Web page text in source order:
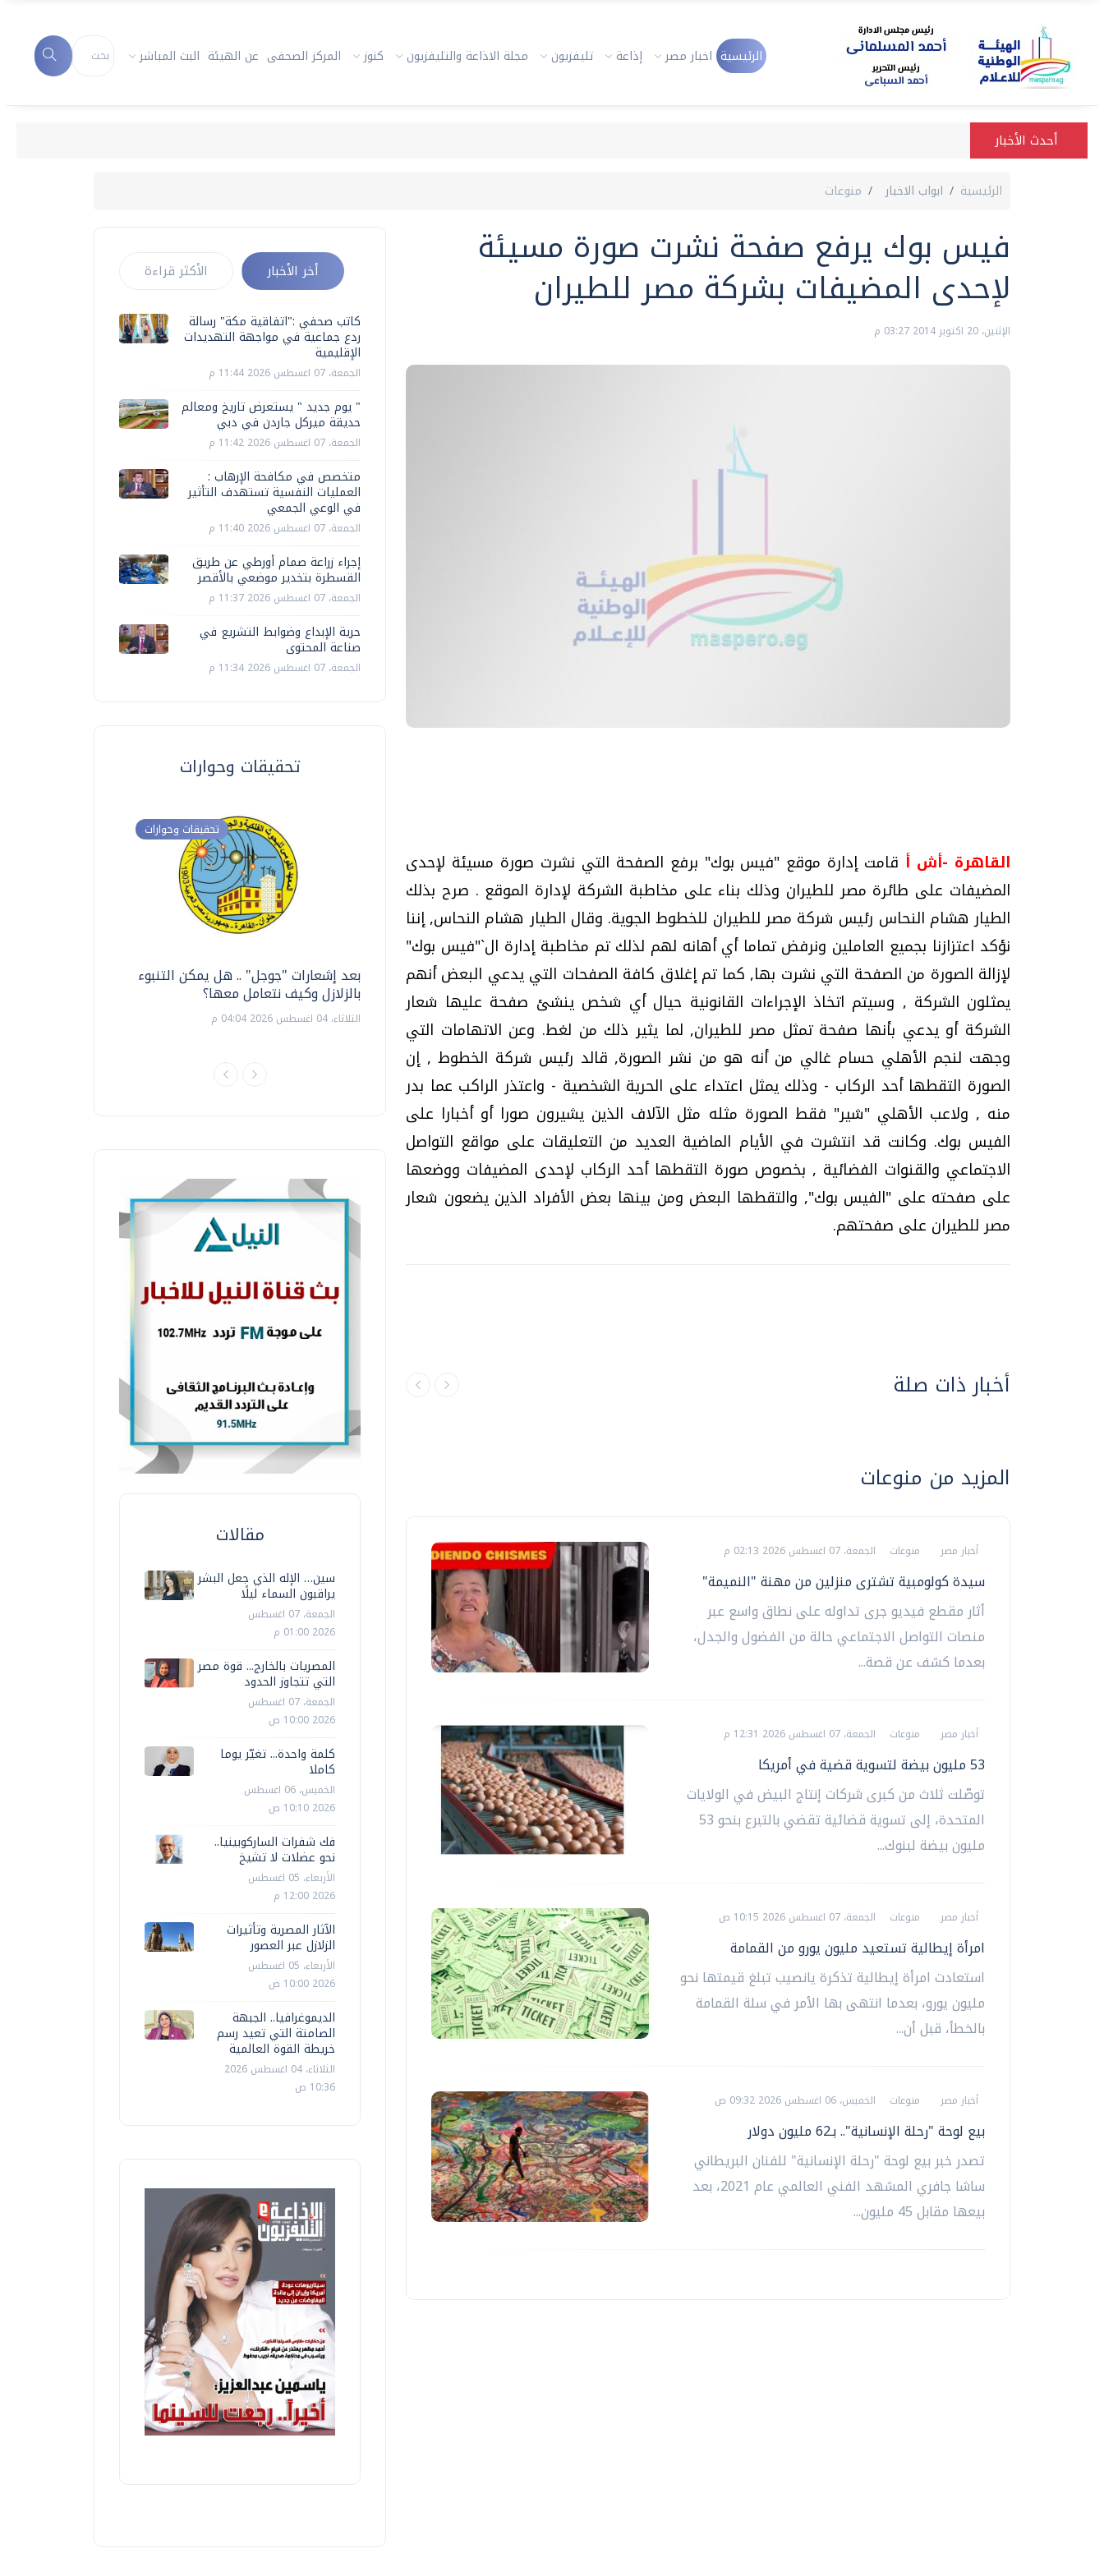
الرئيسية اخبار مصر إذاعة تليفزيون مجلة الاذاعة والتليفزيون كنوز المركز الصحفى عن الهيئة البث المباشر
أحدث الأخبار
الرئيسية ابواب الاخبار منوعات
فيس بوك يرفع صفحة نشرت صورة مسيئة
لإحدى المضيفات بشركة مصر للطيران
الإثنين، 20 اكتوبر 2014 03:27 م
القاهرة -أش أ قامت إدارة موقع "فيس بوك" برفع الصفحة التي نشرت صورة مسيئة لإحدى
المضيفات على طائرة مصر للطيران وذلك بناء على مخاطبة الشركة لإدارة الموقع . صرح بذلك
الطيار هشام النحاس رئيس شركة مصر للطيران للخطوط الجوية. وقال الطيار هشام النحاس, إننا
نؤكد اعتزازنا بجميع العاملين ونرفض تماما أي أهانه لهم لذلك تم مخاطبة إدارة ال`"فيس بوك"
لإزالة الصورة من الصفحة التي نشرت بها, كما تم إغلاق كافة الصفحات التي يدعي البعض أنهم
يمثلون الشركة , وسيتم اتخاذ الإجراءات القانونية حيال أي شخص ينشئ صفحة عليها شعار
الشركة أو يدعي بأنها صفحة تمثل مصر للطيران, لما يثير ذلك من لغط. وعن الاتهامات التي
وجهت لنجم الأهلي حسام غالي من أنه هو من نشر الصورة, قالد رئيس شركة الخطوط , إن
الصورة التقطها أحد الركاب - وذلك يمثل اعتداء على الحرية الشخصية - واعتذر الراكب عما بدر
منه , ولاعب الأهلي "شير" فقط الصورة مثله مثل الآلاف الذين يشيرون صورا أو أخبارا على
الفيس بوك. وكانت قد انتشرت في الأيام الماضية العديد من التعليقات على مواقع التواصل
الاجتماعي والقنوات الفضائية , بخصوص صورة التقطها أحد الركاب لإحدى المضيفات ووضعها
على صفحته على "الفيس بوك", والتقطها البعض ومن بينها بعض الأفراد الذين يضعون شعار
مصر للطيران على صفحتهم.
أخبار ذات صلة
المزيد من منوعات
أخبار مصر منوعات الجمعة، 07 اغسطس 2026 02:13 م
سيدة كولومبية تشترى منزلين من مهنة "النميمة"
أثار مقطع فيديو جرى تداوله على نطاق واسع عبر
منصات التواصل الاجتماعي حالة من الفضول والجدل،
بعدما كشف عن قصة...
أخبار مصر منوعات الجمعة، 07 اغسطس 2026 12:31 م
53 مليون بيضة لتسوية قضية في أمريكا
توصّلت ثلاث من كبرى شركات إنتاج البيض في الولايات
المتحدة، إلى تسوية قضائية تقضي بالتبرع بنحو 53
مليون بيضة لبنوك...
أخبار مصر منوعات الجمعة، 07 اغسطس 2026 10:15 ص
امرأة إيطالية تستعيد مليون يورو من القمامة
استعادت امرأة إيطالية تذكرة يانصيب تبلغ قيمتها نحو
مليون يورو، بعدما انتهى بها الأمر في سلة القمامة
بالخطأ، قبل أن...
أخبار مصر منوعات الخميس، 06 اغسطس 2026 09:32 ص
بيع لوحة "رحلة الإنسانية".. بـ62 مليون دولار
تصدر خبر بيع لوحة "رحلة الإنسانية" للفنان البريطاني
ساشا جافري المشهد الفني العالمي عام 2021، بعد
بيعها مقابل 45 مليون...
أخر الأخبار الأكثر قراءة
كاتب صحفي :"اتفاقية مكة" رسالة
ردع جماعية في مواجهة التهديدات
الإقليمية
الجمعة، 07 اغسطس 2026 11:44 م
" يوم جديد " يستعرض تاريخ ومعالم
حديقة ميركل جاردن في دبي
الجمعة، 07 اغسطس 2026 11:42 م
متخصص في مكافحة الإرهاب :
العمليات النفسية تستهدف التأثير
في الوعي الجمعي
الجمعة، 07 اغسطس 2026 11:40 م
إجراء زراعة صمام أورطي عن طريق
القسطرة بتخدير موضعي بالأقصر
الجمعة، 07 اغسطس 2026 11:37 م
حرية الإبداع وضوابط التشريع في
صناعة المحتوى
الجمعة، 07 اغسطس 2026 11:34 م
تحقيقات وحوارات
تحقيقات وحوارات
بعد إشعارات "جوجل" .. هل يمكن التنبوء
بالزلازل وكيف نتعامل معها؟
الثلاثاء، 04 اغسطس 2026 04:04 م
دليلك للتنسيق الجامعي .. تساؤلات
وإجابات
فيديو.. الإعلام الرقمي.. تقنيات واعدة
وتحديات هائلة
موجات الطقس الساخنة.. لماذا تحدث وكيف
مقالات
سين… الإله الذي جعل البشر
يراقبون السماء ليلًا
الجمعة، 07 اغسطس
2026 01:00 م
المصريات بالخارج... قوة مصر
التي تتجاوز الحدود
الجمعة، 07 اغسطس
2026 10:00 ص
كلمة واحدة... تغيّر يوما
كاملا
الخميس، 06 اغسطس
2026 10:10 ص
فك شفرات الساركوبينيا..
نحو عضلات لا تشيخ
الأربعاء، 05 اغسطس
2026 12:00 م
الآثار المصرية وتأثيرات
الزلازل عبر العصور
الأربعاء، 05 اغسطس
2026 10:00 ص
الديموغرافيا.. الجبهة
الصامتة التي تعيد رسم
خريطة القوة العالمية
الثلاثاء، 04 اغسطس 2026
10:36 ص